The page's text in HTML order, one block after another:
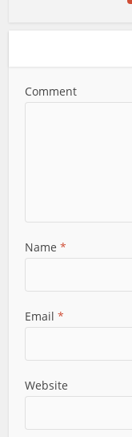
Comment
Name*
Email*
Website